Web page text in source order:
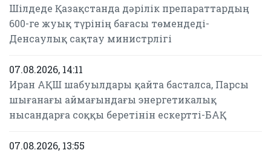
Шілдеде Қазақстанда дәрілік препараттардың
600-ге жуық түрінің бағасы төмендеді-
Денсаулық сақтау министрлігі
07.08.2026, 14:11
Иран АҚШ шабуылдары қайта басталса, Парсы
шығанағы аймағындағы энергетикалық
нысандарға соққы беретінін ескертті-БАҚ
07.08.2026, 13:55